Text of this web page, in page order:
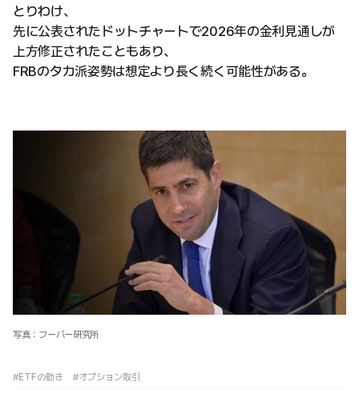
とりわけ、
先に公表されたドットチャートで2026年の金利見通しが
上方修正されたこともあり、
FRBのタカ派姿勢は想定より長く続く可能性がある。
写真：フーバー研究所
#ETFの動き #オプション取引